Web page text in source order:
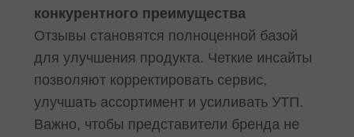
конкурентного преимущества
Отзывы становятся полноценной базой
для улучшения продукта. Четкие инсайты
позволяют корректировать сервис,
улучшать ассортимент и усиливать УТП.
Важно, чтобы представители бренда не